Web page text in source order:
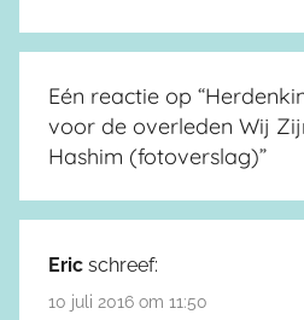
Eén reactie op “
voor de overleden Wij
Hashim (fotoverslag)”
Eric schreef:
10 juli 2016 om 11:50